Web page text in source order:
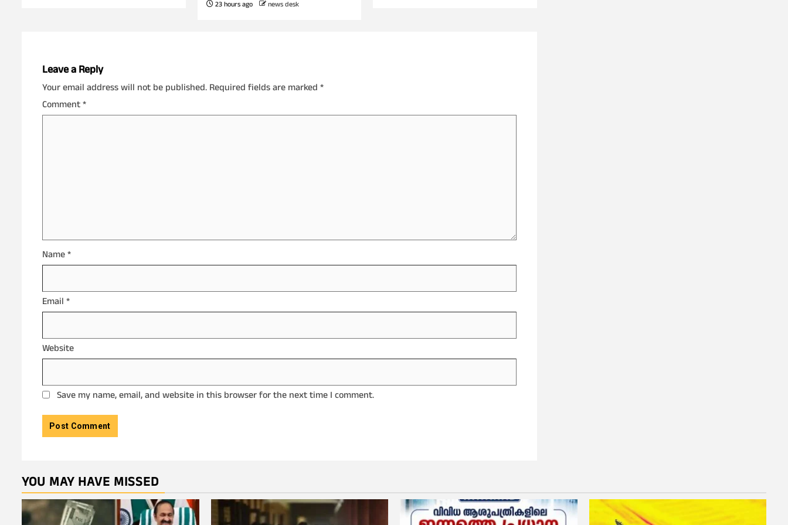
23 hours ago news desk
Leave a Reply
Your email address will not be published. Required fields are marked *
Comment*
Name*
Email *
Website
Save my name, email, and website in this browser for the next time I comment.
YOU MAY HAVE MISSED